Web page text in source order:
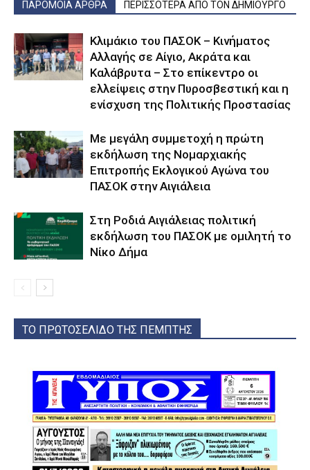
ΠΑΡΟΜΟΙΑ ΑΡΘΡΑ ΠΕΡΙΣΣΟΤΕΡΑ ΑΠΟ ΤΟΝ ΔΗΜΙΟΥΡΓΟ
Κλιμάκιο του ΠΑΣΟΚ – Κινήματος
Αλλαγής σε Αίγιο, Ακράτα και
Καλάβρυτα – Στο επίκεντρο οι
ελλείψεις στην Πυροσβεστική και η
ενίσχυση της Πολιτικής Προστασίας
Με μεγάλη συμμετοχή η πρώτη
εκδήλωση της Νομαρχιακής
Επιτροπής Εκλογικού Αγώνα του
ΠΑΣΟΚ στην Αιγιάλεια
Στη Ροδιά Αιγιάλειας πολιτική
εκδήλωση του ΠΑΣΟΚ με ομιλητή το
Νίκο Δήμα
ΤΟ ΠΡΩΤΟΣΕΛΙΔΟ ΤΗΣ ΠΕΜΠΤΗΣ